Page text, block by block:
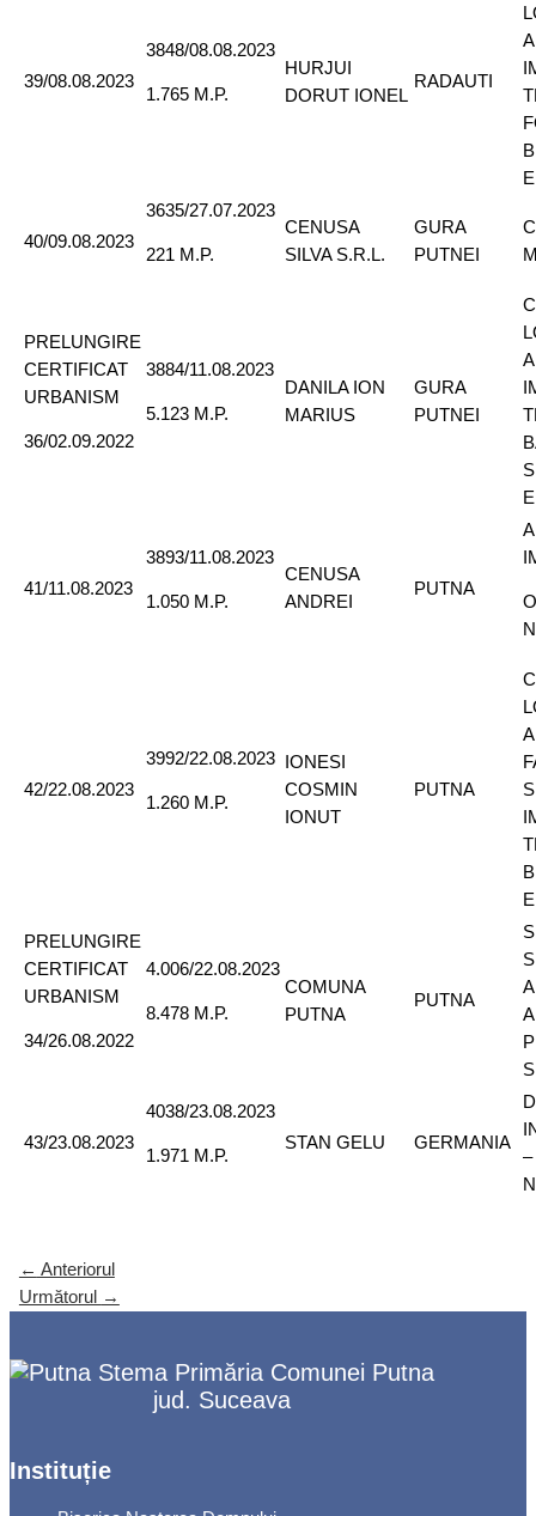
39/08.08.2023
3848/08.08.2023
1.765 M.P.
HURJUI
DORUT IONEL
RADAUTI
40/09.08.2023
3635/27.07.2023
221 M.P.
CENUSA
SILVA S.R.L.
GURA
PUTNEI
PRELUNGIRE
CERTIFICAT
URBANISM
36/02.09.2022
3884/11.08.2023
5.123 M.P.
DANILA ION
MARIUS
GURA
PUTNEI
41/11.08.2023
3893/11.08.2023
1.050 M.P.
CENUSA
ANDREI
PUTNA
42/22.08.2023
3992/22.08.2023
1.260 M.P.
IONESI
COSMIN
IONUT
PUTNA
PRELUNGIRE
CERTIFICAT
URBANISM
34/26.08.2022
4.006/22.08.2023
8.478 M.P.
COMUNA
PUTNA
PUTNA
43/23.08.2023
4038/23.08.2023
1.971 M.P.
STAN GELU GERMANIA
–
← Anteriorul
Următorul →
Primăria Comunei Putna
jud. Suceava
Instituție